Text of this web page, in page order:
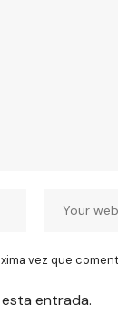
vez que
entrada.